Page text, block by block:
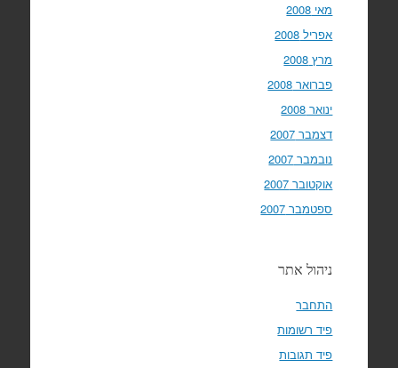
מאי 2008
אפריל 2008
מרץ 2008
פברואר 2008
ינואר 2008
דצמבר 2007
נובמבר 2007
אוקטובר 2007
ספטמבר 2007
ניהול אתר
התחבר
פיד רשומות
פיד תגובות